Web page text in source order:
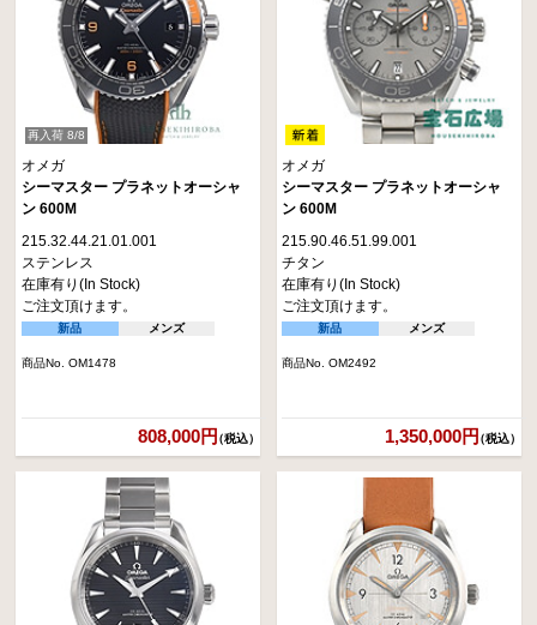
再入荷 8/8
オメガ
シーマスター プラネットオーシャ
ン 600M
215.32.44.21.01.001
ステンレス
在庫有り(In Stock)
ご注文頂けます。
新品 メンズ
商品No. OM1478
808,000円（税込）
オメガ
シーマスター プラネットオーシャ
ン 600M
215.90.46.51.99.001
チタン
在庫有り(In Stock)
ご注文頂けます。
新品 メンズ
商品No. OM2492
1,350,000円（税込）